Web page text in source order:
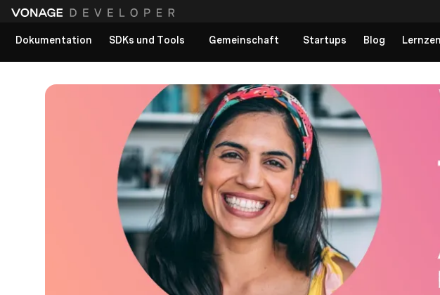
Dokumentation
SDKs und Tools Gemeinschaft Startups Blog